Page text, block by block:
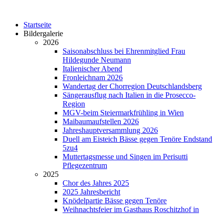
Startseite
Bildergalerie
2026
Saisonabschluss bei Ehrenmitglied Frau
Hildegunde Neumann
Italienischer Abend
Fronleichnam 2026
Wandertag der Chorregion Deutschlandsberg
Sängerausflug nach Italien in die Prosecco-
Region
MGV-beim Steiermarkfrühling in Wien
Maibaumaufstellen 2026
Jahreshauptversammlung 2026
Duell am Eisteich Bässe gegen Tenöre Endstand
5zu4
Muttertagsmesse und Singen im Perisutti
Pflegezentrum
2025
Chor des Jahres 2025
2025 Jahresbericht
Knödelpartie Bässe gegen Tenöre
Weihnachtsfeier im Gasthaus Roschitzhof in